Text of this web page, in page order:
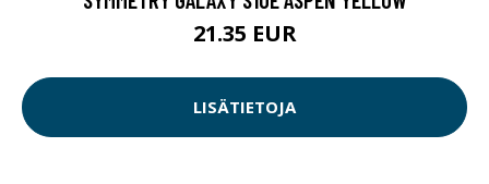
21.35 EUR
LISÄTIETOJA